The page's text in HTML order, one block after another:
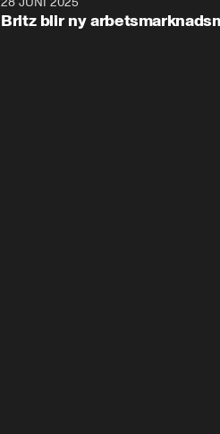
Britz blir ny